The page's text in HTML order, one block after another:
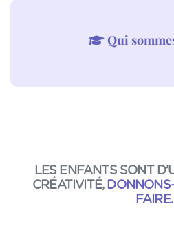
Qui
LES ENFANTS SONT
CRÉATIVITÉ,
FAIRE.